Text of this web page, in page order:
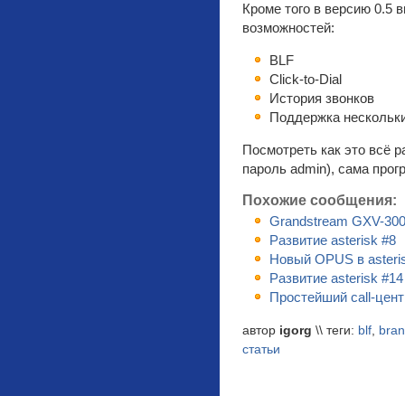
Кроме того в версию 0.5
возможностей:
BLF
Click-to-Dial
История звонков
Поддержка
Посмотреть как это всё
пароль admin), сама
Похожие сообщения:
Grandstream GXV-
Развитие asterisk #8
Новый OPUS в
Развитие asterisk
Простейший call-
автор igorg \\ теги: blf,
статьи